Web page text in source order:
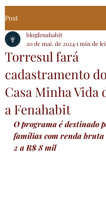
Post
Torresul fará
cadastramento
Casa Minha Vida
a Fenahabit
blogfenahabit
20 de mai. de 20241 min de
O programa é destinado
famílias com renda
2 a R$ 8 mil